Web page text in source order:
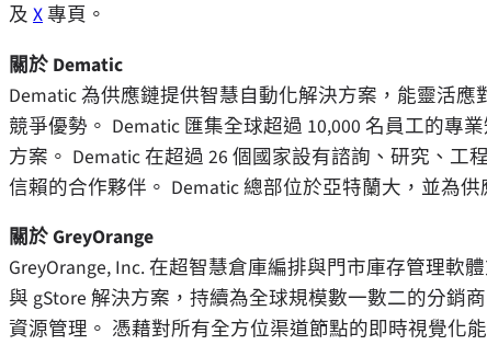
及 X專頁。
關於 Dematic
Dematic 為供應鏈提供智慧自動化解決方案，能靈活
競爭優勢。 Dematic 匯集全球超過 10,000 名員工的
方案。 Dematic 在超過 26 個國家設有諮詢、研究、
信賴的合作夥伴。 Dematic 總部位於亞特蘭大，並為供
關於 GreyOrange
GreyOrange, Inc. 在超智慧倉庫編排與門市庫存管理軟
與 gStore 解決方案，持續為全球規模數一數二的分銷
資源管理。 憑藉對所有全方位渠道節點的即時視覺化